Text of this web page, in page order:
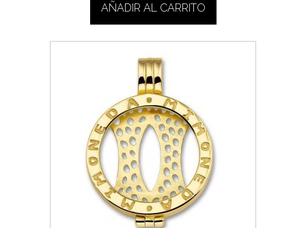
AÑADIR AL CARRITO